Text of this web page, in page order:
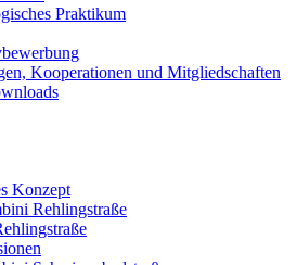
Praktikum
Kooperationen und Mitgliedschaften
Konzept
Rehlingstraße